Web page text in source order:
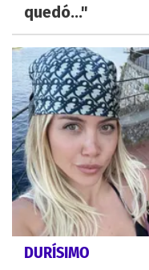
quedó..."
DURÍSIMO